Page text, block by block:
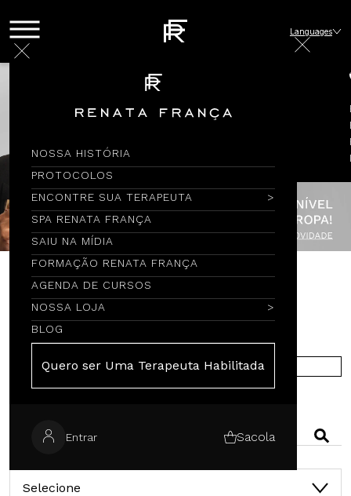
NOSSA HISTÓRIA
PROTOCOLOS
ENCONTRE SUA TERAPEUTA
SPA RENATA FRANÇA
SAIU NA MÍDIA
FORMAÇÃO RENATA FRANÇA
AGENDA DE CURSOS
NOSSA LOJA
BLOG
Quero ser Uma Terapeuta Habilitada
Entrar Sacola
Languages
Encontre por Nome
COMPRE NA EUROPA
Selecione